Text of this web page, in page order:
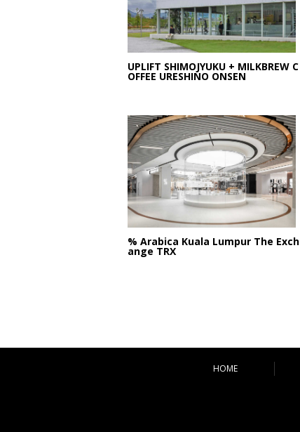
UPLIFT SHIMOJYUKU + MILKBREW C
OFFEE URESHINO ONSEN
% Arabica Kuala Lumpur The Exch
ange TRX
HOME